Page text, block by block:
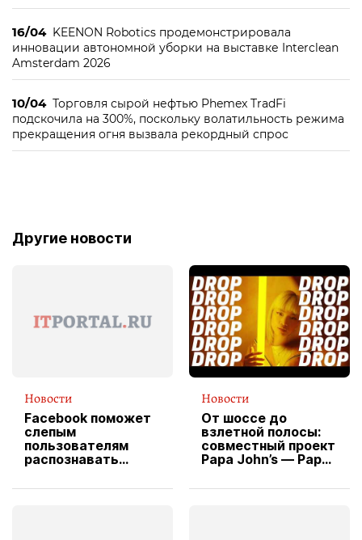
16/04 KEENON Robotics продемонстрировала
инновации автономной уборки на выставке Interclean
Amsterdam 2026
10/04 Торговля сырой нефтью Phemex TradFi
подскочила на 300%, поскольку волатильность режима
прекращения огня вызвала рекордный спрос
Другие новости
Новости
Facebook поможет
слепым
пользователям
распознавать
Новости
От шоссе до
взлетной полосы:
совместный проект
Papa John’s — Papa
вводит